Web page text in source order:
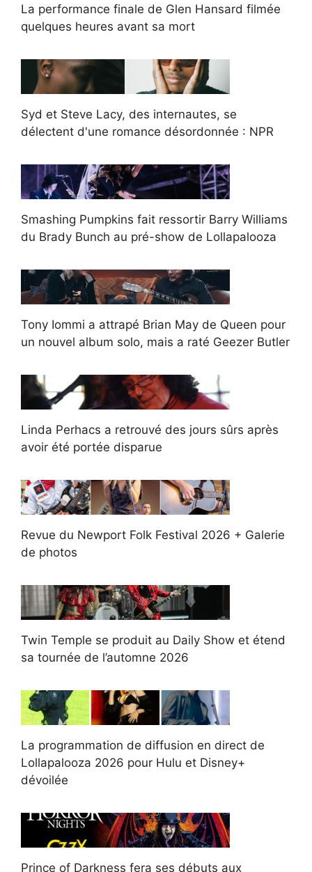
La performance finale de Glen Hansard filmée
quelques heures avant sa mort
Syd et Steve Lacy, des internautes, se
délectent d'une romance désordonnée : NPR
Smashing Pumpkins fait ressortir Barry Williams
du Brady Bunch au pré-show de Lollapalooza
Tony Iommi a attrapé Brian May de Queen pour
un nouvel album solo, mais a raté Geezer Butler
Linda Perhacs a retrouvé des jours sûrs après
avoir été portée disparue
Revue du Newport Folk Festival 2026 + Galerie
de photos
Twin Temple se produit au Daily Show et étend
sa tournée de l’automne 2026
La programmation de diffusion en direct de
Lollapalooza 2026 pour Hulu et Disney+
dévoilée
Prince of Darkness fera ses débuts aux